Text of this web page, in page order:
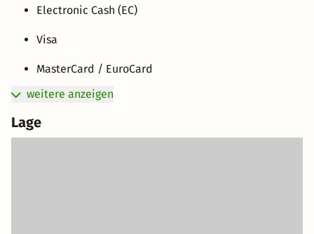
Electronic Cash (EC)
Visa
MasterCard / EuroCard
weitere anzeigen
Lage